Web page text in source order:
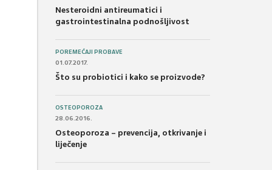
Nesteroidni antireumatici i
gastrointestinalna podnošljivost
POREMEĆAJI PROBAVE
01.07.2017.
Što su probiotici i kako se proizvode?
OSTEOPOROZA
28.06.2016.
Osteoporoza – prevencija, otkrivanje i
liječenje